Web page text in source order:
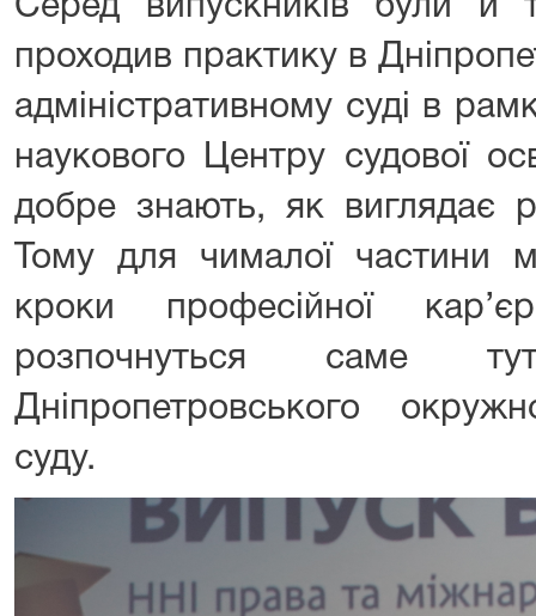
Серед випускників були й
проходив практику в
адміністративному суді в
наукового Центру судової
добре знають, як виглядає
Тому для чималої частини
кроки професійної
розпочнуться
Дніпропетровського
суду.